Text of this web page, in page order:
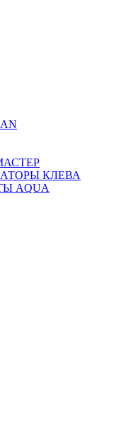
КЛЕВА
AQUA